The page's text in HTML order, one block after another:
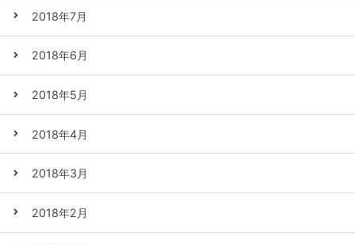
2018年7月
2018年6月
2018年5月
2018年4月
2018年3月
2018年2月